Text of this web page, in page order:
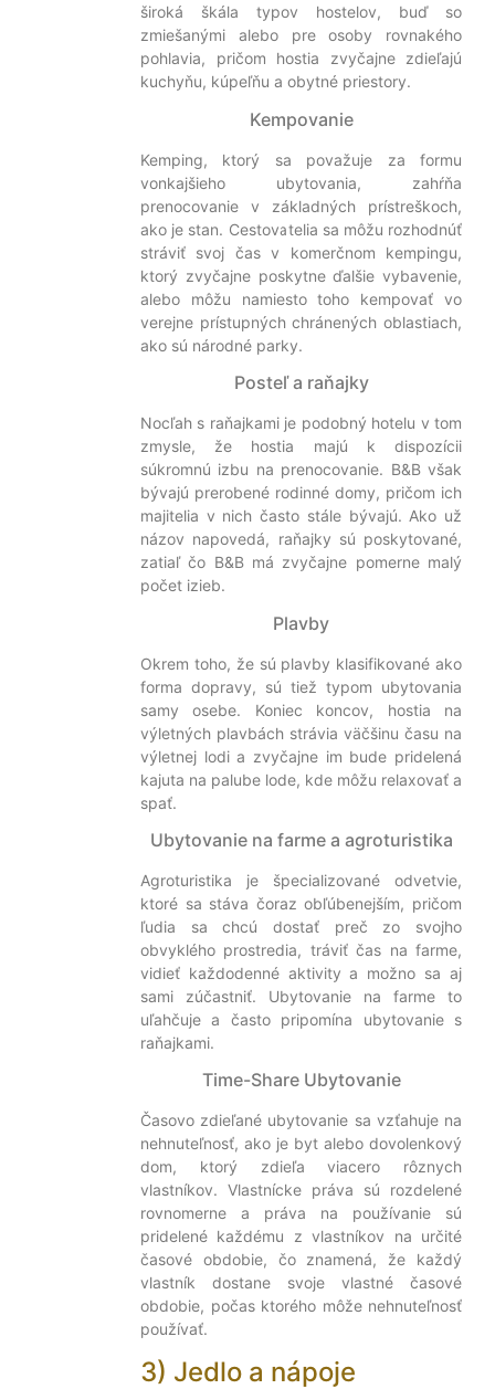
široká škála typov hostelov, buď so
zmiešanými alebo pre osoby rovnakého
pohlavia, pričom hostia zvyčajne zdieľajú
kuchyňu, kúpeľňu a obytné priestory.
Kempovanie
Kemping, ktorý sa považuje za formu
vonkajšieho ubytovania, zahŕňa
prenocovanie v základných prístreškoch,
ako je stan. Cestovatelia sa môžu rozhodnúť
stráviť svoj čas v komerčnom kempingu,
ktorý zvyčajne poskytne ďalšie vybavenie,
alebo môžu namiesto toho kempovať vo
verejne prístupných chránených oblastiach,
ako sú národné parky.
Posteľ a raňajky
Nocľah s raňajkami je podobný hotelu v tom
zmysle, že hostia majú k dispozícii
súkromnú izbu na prenocovanie. B&B však
bývajú prerobené rodinné domy, pričom ich
majitelia v nich často stále bývajú. Ako už
názov napovedá, raňajky sú poskytované,
zatiaľ čo B&B má zvyčajne pomerne malý
počet izieb.
Plavby
Okrem toho, že sú plavby klasifikované ako
forma dopravy, sú tiež typom ubytovania
samy osebe. Koniec koncov, hostia na
výletných plavbách strávia väčšinu času na
výletnej lodi a zvyčajne im bude pridelená
kajuta na palube lode, kde môžu relaxovať a
spať.
Ubytovanie na farme a agroturistika
Agroturistika je špecializované odvetvie,
ktoré sa stáva čoraz obľúbenejším, pričom
ľudia sa chcú dostať preč zo svojho
obvyklého prostredia, tráviť čas na farme,
vidieť každodenné aktivity a možno sa aj
sami zúčastniť. Ubytovanie na farme to
uľahčuje a často pripomína ubytovanie s
raňajkami.
Time-Share Ubytovanie
Časovo zdieľané ubytovanie sa vzťahuje na
nehnuteľnosť, ako je byt alebo dovolenkový
dom, ktorý zdieľa viacero rôznych
vlastníkov. Vlastnícke práva sú rozdelené
rovnomerne a práva na používanie sú
pridelené každému z vlastníkov na určité
časové obdobie, čo znamená, že každý
vlastník dostane svoje vlastné časové
obdobie, počas ktorého môže nehnuteľnosť
používať.
3) Jedlo a nápoje